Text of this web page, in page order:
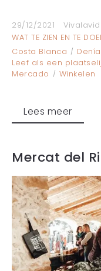
29/12/2021
WAT TE ZIEN EN TE
Costa Blanca
Denía
Leef als een
Mercado
Winkelen
Lees meer
Mercat del